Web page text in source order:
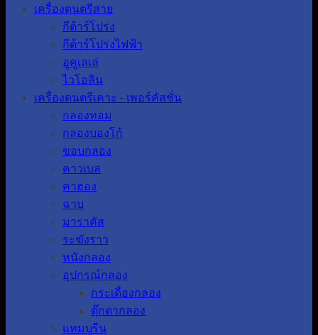
เครื่องดนตรีสาย
กีต้าร์โปร่ง
กีต้าร์โปร่งไฟฟ้า
อูคูเลเล่
ไวโอลิน
เครื่องดนตรีเคาะ - เพอร์คัสชั่น
กลองทอม
กลองบองโก้
ขอบกลอง
คาวเบล
คาฮอง
ฉาบ
มาราคัส
ระฆังราว
หนังกลอง
อุปกรณ์กลอง
กระเดื่องกลอง
ตุ๊กตากลอง
แทมบูรีน